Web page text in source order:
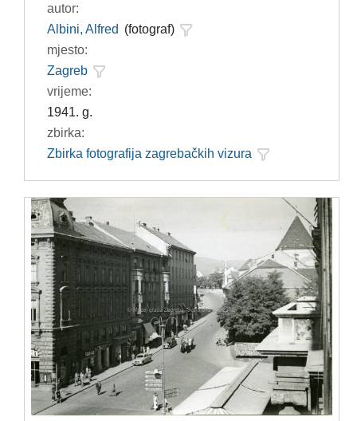
autor:
Albini, Alfred (fotograf)
mjesto:
Zagreb
vrijeme:
1941. g.
zbirka:
Zbirka fotografija zagrebačkih vizura